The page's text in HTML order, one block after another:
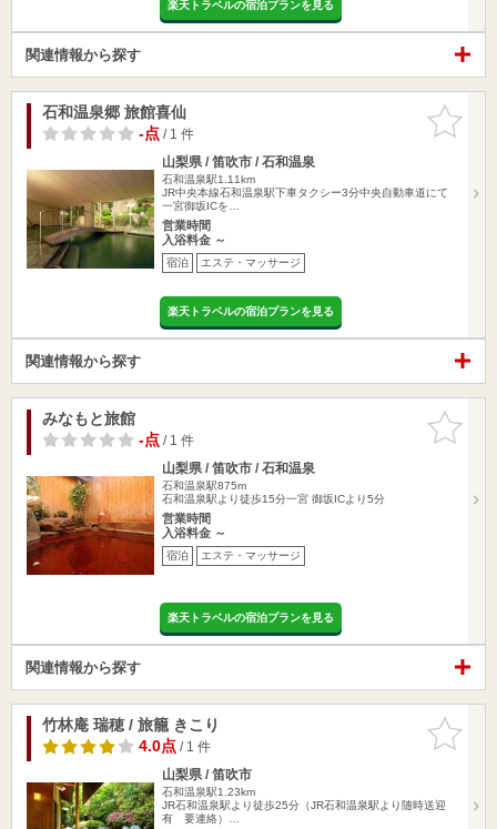
楽天トラベルの宿泊プランを見る
関連情報から探す
お気に入
りに追加
石和温泉郷 旅館喜仙
-点/ 1 件
山梨県 / 笛吹市 / 石和温泉
石和温泉駅1.11km
JR中央本線石和温泉駅下車タクシー3分中央自動車道にて
一宮御坂ICを…
営業時間
入浴料金 ～
宿泊 エステ・マッサージ
楽天トラベルの宿泊プランを見る
関連情報から探す
お気に入
りに追加
みなもと旅館
-点/ 1 件
山梨県 / 笛吹市 / 石和温泉
石和温泉駅875m
石和温泉駅より徒歩15分一宮 御坂ICより5分
営業時間
入浴料金 ～
宿泊 エステ・マッサージ
楽天トラベルの宿泊プランを見る
関連情報から探す
お気に入
りに追加
竹林庵 瑞穂 / 旅籠 きこり
4.0点/ 1 件
山梨県 / 笛吹市
石和温泉駅1.23km
JR石和温泉駅より徒歩25分（JR石和温泉駅より随時送迎
有 要連絡）…